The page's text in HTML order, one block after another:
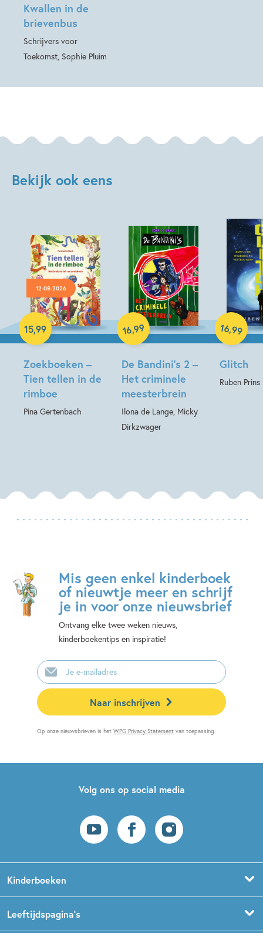
Kwallen in de
brievenbus
Schrijvers voor
Toekomst, Sophie Pluim
Bekijk ook eens
12-08-2026
Zoekboeken –
Tien tellen in de
rimboe
Pina Gertenbach
15,99
Hardcover
De Bandini’s 2 –
Het criminele
meesterbrein
Ilona de Lange, Micky
Dirkzwager
16,99
Hardcover
Glitch
Ruben Prins
16,99
Paperback
Mis geen enkel kinderboek
of nieuwtje meer en schrijf
je in voor onze nieuwsbrief
Ontvang elke twee weken nieuws,
kinderboekentips en inspiratie!
E-
mailadres
Naar inschrijven
Op onze nieuwsbrieven is hetWPG Privacy Statement van toepassing.
Volg ons op social media
Kinderboeken
Prentenboeken
Leeftijdspagina’s